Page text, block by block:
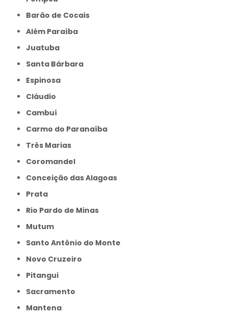
Barão de Cocais
Além Paraíba
Juatuba
Santa Bárbara
Espinosa
Cláudio
Cambuí
Carmo do Paranaíba
Três Marias
Coromandel
Conceição das Alagoas
Prata
Rio Pardo de Minas
Mutum
Santo Antônio do Monte
Novo Cruzeiro
Pitangui
Sacramento
Mantena